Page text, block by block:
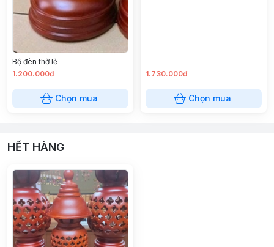
Bộ đèn thờ lẻ
1.200.000đ
Chọn mua
1.730.000đ
Chọn mua
HẾT HÀNG